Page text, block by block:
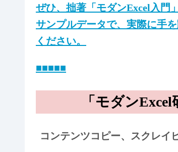
ぜひ、拙著「モダンExcel入門
サンプルデータで、実際に手
ください。
■■■■■
「モダン
コンテンツコピー、スクレ